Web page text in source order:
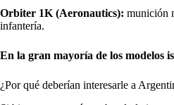
Orbiter 1K (Aeronautics): munición
infantería.
En la gran mayoría de los modelos
¿Por qué deberían interesarle a